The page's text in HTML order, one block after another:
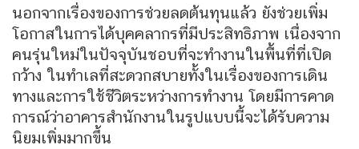
นอกจากเรื่องของการช่วยลดต้นทุนแล้ว ยังช่วยเพิ่ม
โอกาสในการได้บุคคลากรที่มีประสิทธิภาพ เนื่องจาก
คนรุ่นใหม่ในปัจจุบันชอบที่จะทำงานในพื้นที่ที่เปิด
กว้าง ในทำเลที่สะดวกสบายทั้งในเรื่องของการเดิน
ทางและการใช้ชีวิตระหว่างการทำงาน โดยมีการคาด
การณ์ว่าอาคารสำนักงานในรูปแบบนี้จะได้รับความ
นิยมเพิ่มมากขึ้น